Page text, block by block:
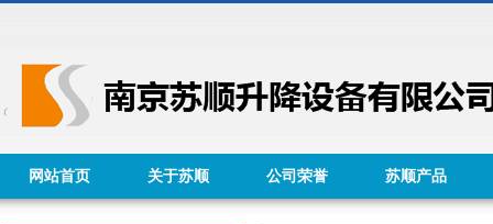
网站首页 关于苏顺 公司荣誉 苏顺产品